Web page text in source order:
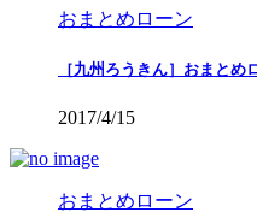
おまとめローン
［九州ろうきん］おまと
2017/4/15
おまとめローン